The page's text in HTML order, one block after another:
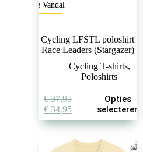
The Vandal
Cycling LFSTL poloshirt
Race Leaders (Stargazer)
Cycling T-shirts,
Poloshirts
€37,95
Oorspronkelijke
prijs
was:
€ 37,95.
€34,95Huidige
prijs
is:
€ 34,95.
Opties
selecteren
product
heeft
meerdere